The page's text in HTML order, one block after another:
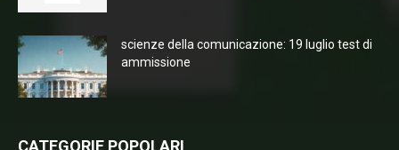
scienze della comunicazione: 19 luglio test di
ammissione
CATEGORIE POPOLARI